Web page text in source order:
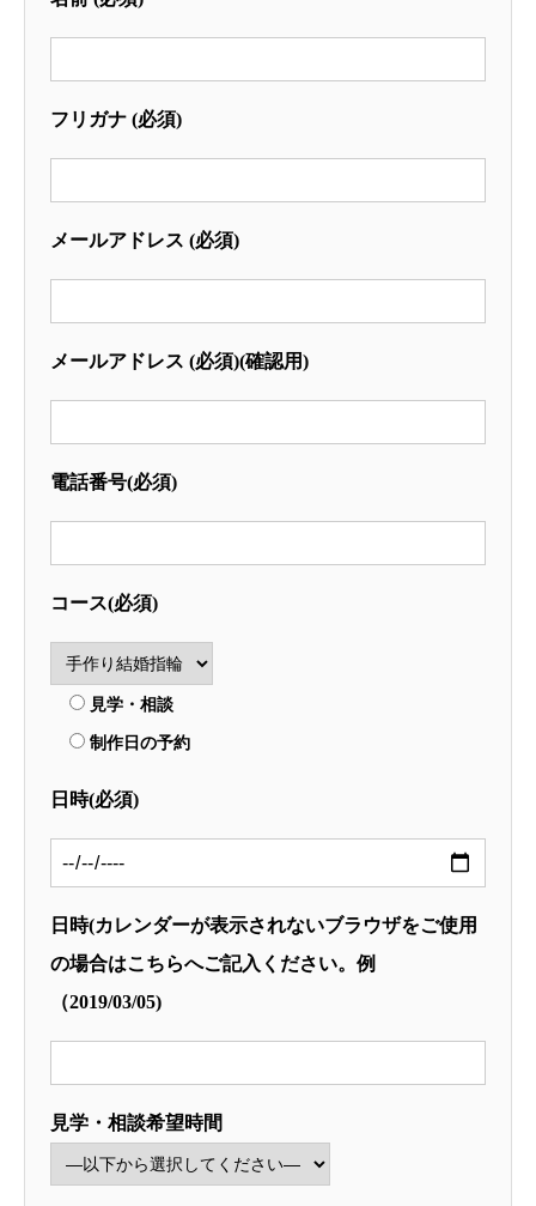
フリガナ (必須)
メールアドレス (必須)
メールアドレス (必須)(確認用)
電話番号(必須)
コース(必須)
見学・相談
制作日の予約
日時(必須)
日時(カレンダーが表示されないブラウザをご使用
の場合はこちらへご記入ください。例
（2019/03/05)
見学・相談希望時間